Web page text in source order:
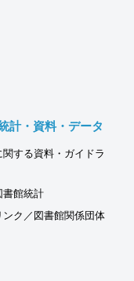
計・資料・データ
関する資料・ガイドラ
書館統計
ンク／図書館関係団体